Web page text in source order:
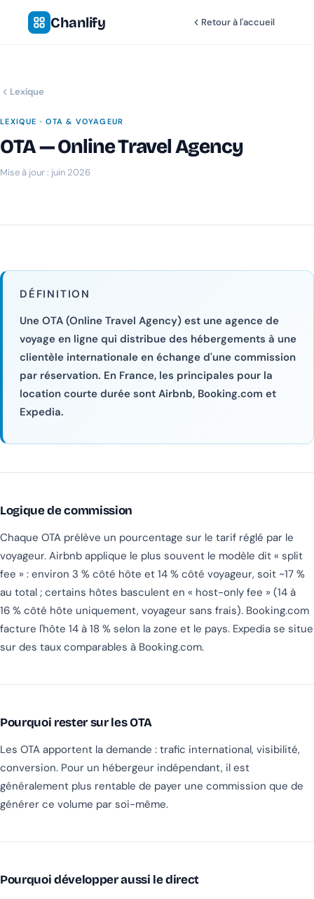
Chanlify Retour à l'accueil
Lexique
LEXIQUE · OTA & VOYAGEUR
OTA — Online Travel Agency
Mise à jour : juin 2026
DÉFINITION
Une OTA (Online Travel Agency) est une agence de
voyage en ligne qui distribue des hébergements à une
clientèle internationale en échange d'une commission
par réservation. En France, les principales pour la
location courte durée sont Airbnb, Booking.com et
Expedia.
Logique de commission
Chaque OTA prélève un pourcentage sur le tarif réglé par le
voyageur. Airbnb applique le plus souvent le modèle dit « split
fee » : environ 3 % côté hôte et 14 % côté voyageur, soit ~17 %
au total ; certains hôtes basculent en « host-only fee » (14 à
16 % côté hôte uniquement, voyageur sans frais). Booking.com
facture l'hôte 14 à 18 % selon la zone et le pays. Expedia se situe
sur des taux comparables à Booking.com.
Pourquoi rester sur les OTA
Les OTA apportent la demande : trafic international, visibilité,
conversion. Pour un hébergeur indépendant, il est
généralement plus rentable de payer une commission que de
générer ce volume par soi-même.
Pourquoi développer aussi le direct
Chanlify Assistant
Bonjour 👋 Je suis l'assistant Chanlify. Comment puis-